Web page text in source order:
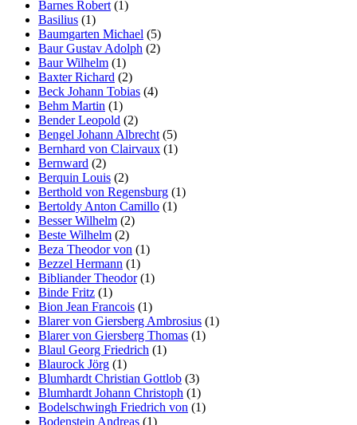
Barnes Robert (1)
Basilius (1)
Baumgarten Michael (5)
Baur Gustav Adolph (2)
Baur Wilhelm (1)
Baxter Richard (2)
Beck Johann Tobias (4)
Behm Martin (1)
Bender Leopold (2)
Bengel Johann Albrecht (5)
Bernhard von Clairvaux (1)
Bernward (2)
Berquin Louis (2)
Berthold von Regensburg (1)
Bertoldy Anton Camillo (1)
Besser Wilhelm (2)
Beste Wilhelm (2)
Beza Theodor von (1)
Bezzel Hermann (1)
Bibliander Theodor(1)
Binde Fritz (1)
Bion Jean Francois (1)
Blarer von Giersberg Ambrosius (1)
Blarer von Giersberg Thomas (1)
Blaul Georg Friedrich (1)
Blaurock Jörg (1)
Blumhardt Christian Gottlob (3)
Blumhardt Johann Christoph (1)
Bodelschwingh Friedrich von (1)
Bodenstein Andreas (1)